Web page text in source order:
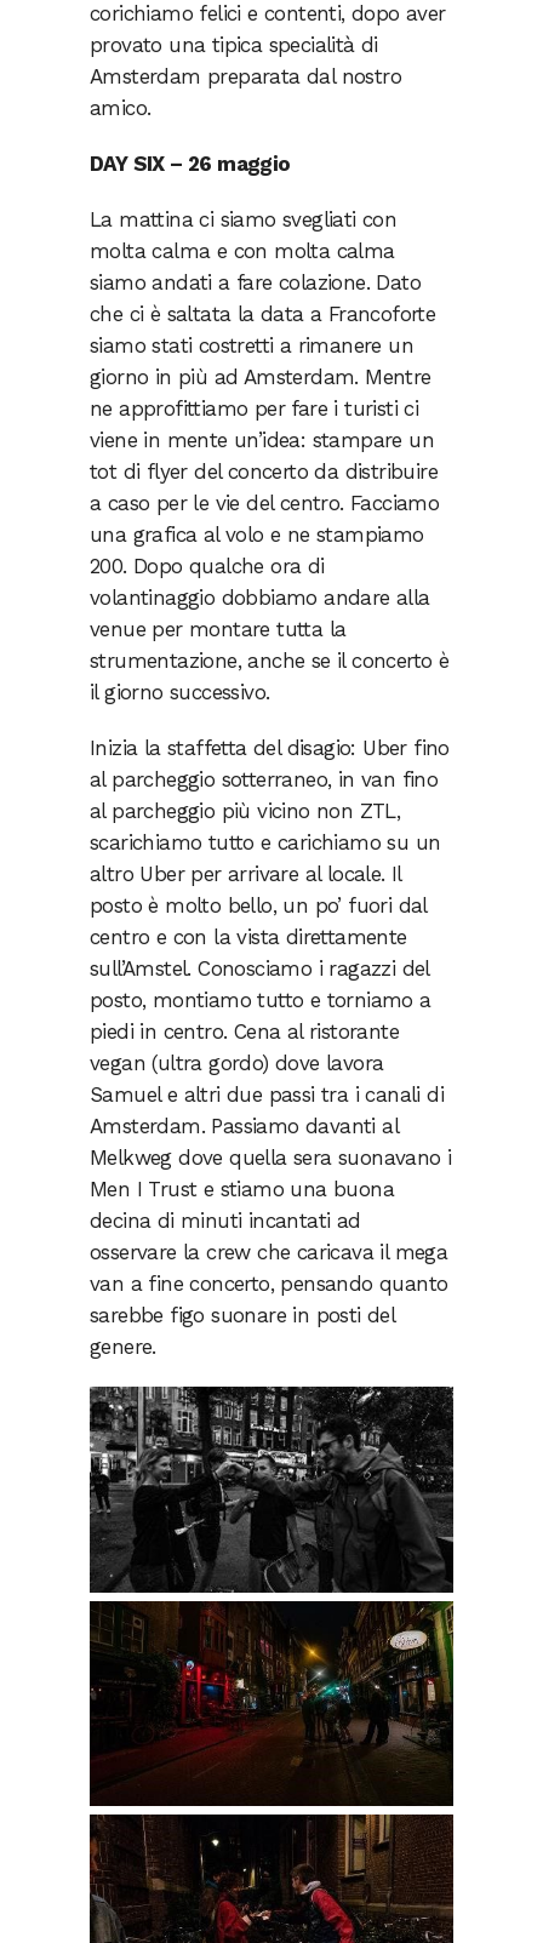
corichiamo felici e contenti, dopo aver
provato una tipica specialità di
Amsterdam preparata dal nostro
amico.
DAY SIX – 26 maggio
La mattina ci siamo svegliati con
molta calma e con molta calma
siamo andati a fare colazione. Dato
che ci è saltata la data a Francoforte
siamo stati costretti a rimanere un
giorno in più ad Amsterdam. Mentre
ne approfittiamo per fare i turisti ci
viene in mente un’idea: stampare un
tot di flyer del concerto da distribuire
a caso per le vie del centro. Facciamo
una grafica al volo e ne stampiamo
200. Dopo qualche ora di
volantinaggio dobbiamo andare alla
venue per montare tutta la
strumentazione, anche se il concerto è
il giorno successivo.
Inizia la staffetta del disagio: Uber fino
al parcheggio sotterraneo, in van fino
al parcheggio più vicino non ZTL,
scarichiamo tutto e carichiamo su un
altro Uber per arrivare al locale. Il
posto è molto bello, un po’ fuori dal
centro e con la vista direttamente
sull’Amstel. Conosciamo i ragazzi del
posto, montiamo tutto e torniamo a
piedi in centro. Cena al ristorante
vegan (ultra gordo) dove lavora
Samuel e altri due passi tra i canali di
Amsterdam. Passiamo davanti al
Melkweg dove quella sera suonavano i
Men I Trust e stiamo una buona
decina di minuti incantati ad
osservare la crew che caricava il mega
van a fine concerto, pensando quanto
sarebbe figo suonare in posti del
genere.